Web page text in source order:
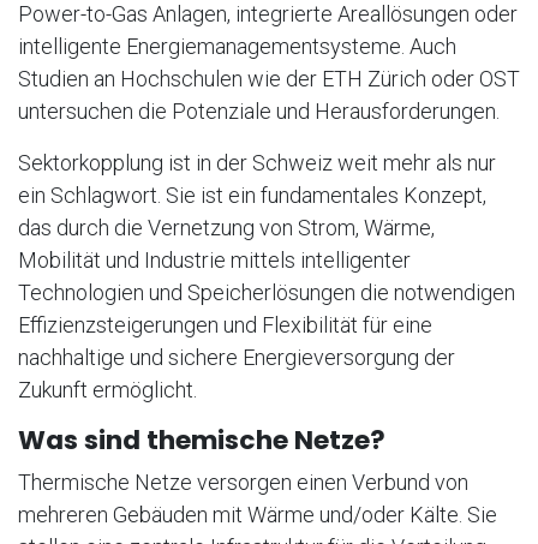
Power-to-Gas Anlagen, integrierte Areallösungen oder
intelligente Energiemanagementsysteme. Auch
Studien an Hochschulen wie der ETH Zürich oder OST
untersuchen die Potenziale und Herausforderungen.
Sektorkopplung ist in der Schweiz weit mehr als nur
ein Schlagwort. Sie ist ein fundamentales Konzept,
das durch die Vernetzung von Strom, Wärme,
Mobilität und Industrie mittels intelligenter
Technologien und Speicherlösungen die notwendigen
Effizienzsteigerungen und Flexibilität für eine
nachhaltige und sichere Energieversorgung der
Zukunft ermöglicht.
Was sind themische Netze?
Thermische Netze versorgen einen Verbund von
mehreren Gebäuden mit Wärme und/oder Kälte. Sie